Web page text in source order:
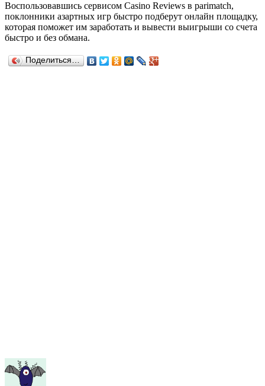
Воспользовавшись сервисом Casino Reviews в parimatch,
поклонники азартных игр быстро подберут онлайн площадку,
которая поможет им заработать и вывести выигрыши со счета
быстро и без обмана.
Поделиться…